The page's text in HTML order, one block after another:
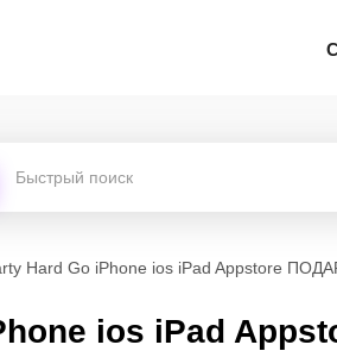
Hard Go iPhone ios iPad Appstore
ios iPad